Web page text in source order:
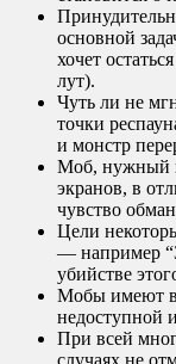
основной
хочет
лут).
Чуть ли не
точки
и монстр
Моб, нужный
экранов, в
чувство
Цели
— например
убийстве
Мобы имеют
недоступной
При всей
случаях не